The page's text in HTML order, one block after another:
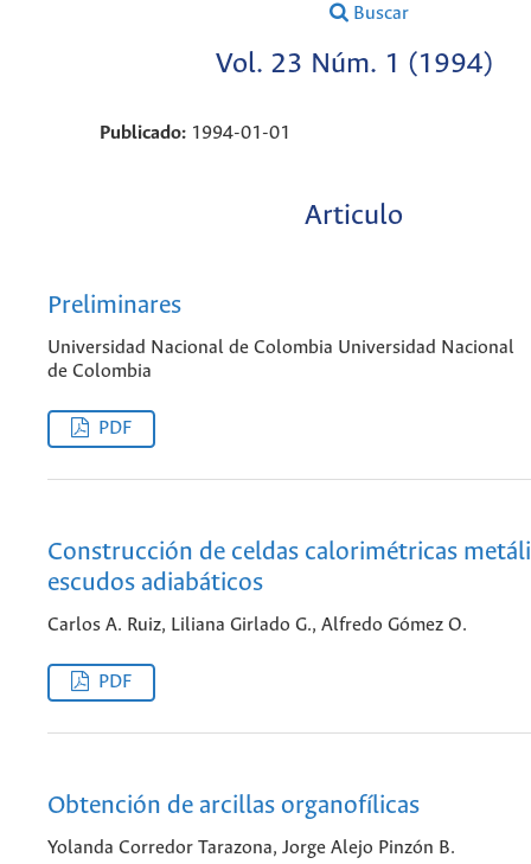
Buscar
Vol. 23 Núm. 1 (1994)
Publicado: 1994-01-01
Articulo
Preliminares
Universidad Nacional de Colombia Universidad Nacional
de Colombia
PDF
Construcción de celdas calorimétricas
escudos adiabáticos
Carlos A. Ruiz, Liliana Girlado G., Alfredo Gómez O.
PDF
Obtención de arcillas organofílicas
Yolanda Corredor Tarazona, Jorge Alejo Pinzón B.